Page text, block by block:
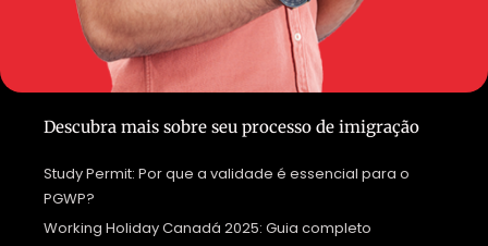
Descubra mais sobre seu processo de imigração
Study Permit: Por que a validade é essencial para o
PGWP?
Working Holiday Canadá 2025: Guia completo